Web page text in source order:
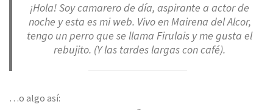
¡Hola! Soy camarero de día, aspirante a actor de
noche y esta es mi web. Vivo en Mairena del Alcor,
tengo un perro que se llama Firulais y me gusta el
rebujito. (Y las tardes largas con café).
…o algo así: